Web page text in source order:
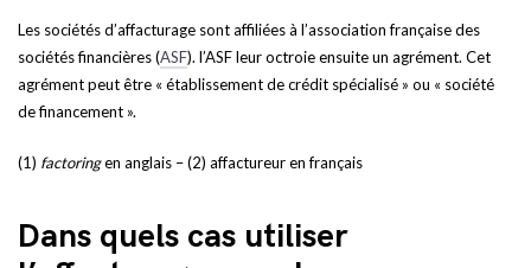
Les sociétés d’affacturage sont affiliées à l’association française des
sociétés financières (ASF). l’ASF leur octroie ensuite un agrément. Cet
agrément peut être « établissement de crédit spécialisé » ou « société
de financement ».
(1) factoringen anglais – (2) affactureur en français
Dans quels cas utiliser